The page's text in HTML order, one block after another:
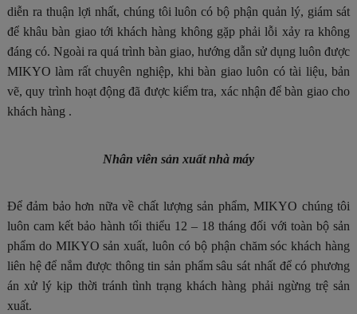
diễn ra thuận lợi nhất, chúng tôi luôn có bộ phận quản lý, giám sát
để khâu bàn giao tới khách hàng không gặp phải lỗi xảy ra không
đáng có. Ngoài ra quá trình bàn giao, hướng dẫn sử dụng luôn được
MIKYO làm rất chuyên nghiệp, khi bàn giao luôn có tài liệu, bản
vẽ, quy trình hoạt động đã được kiểm tra, xác nhận để bàn giao cho
khách hàng .
Nhân viên sản xuất nhà máy
Để đảm bảo hơn nữa về chất lượng sản phẩm, MIKYO chúng tôi
luôn cam kết bảo hành tối thiểu 12 – 18 tháng đối với toàn bộ sản
phẩm do MIKYO sản xuất, luôn có bộ phận chăm sóc khách hàng
liên hệ để nắm được thông tin sản phẩm sâu sát nhất để có phương
án xử lý kịp thời tránh tình trạng khách hàng phải ngừng trệ sản
xuất.